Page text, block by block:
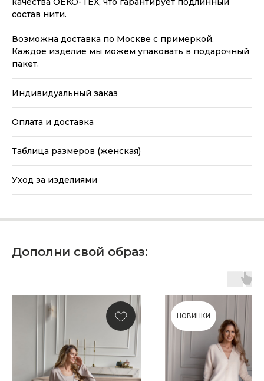
состав нити.
Возможна доставка по Москве с примеркой.
Каждое изделие мы можем упаковать в подарочный
пакет.
Индивидуальный заказ
Оплата и доставка
Таблица размеров (женская)
Уход за изделиями
Дополни свой образ:
НОВИНКИ
ПОДАРОЧНАЯ КАРТА
Что может быть лучше подарка,
сделанного с любовью, теплом